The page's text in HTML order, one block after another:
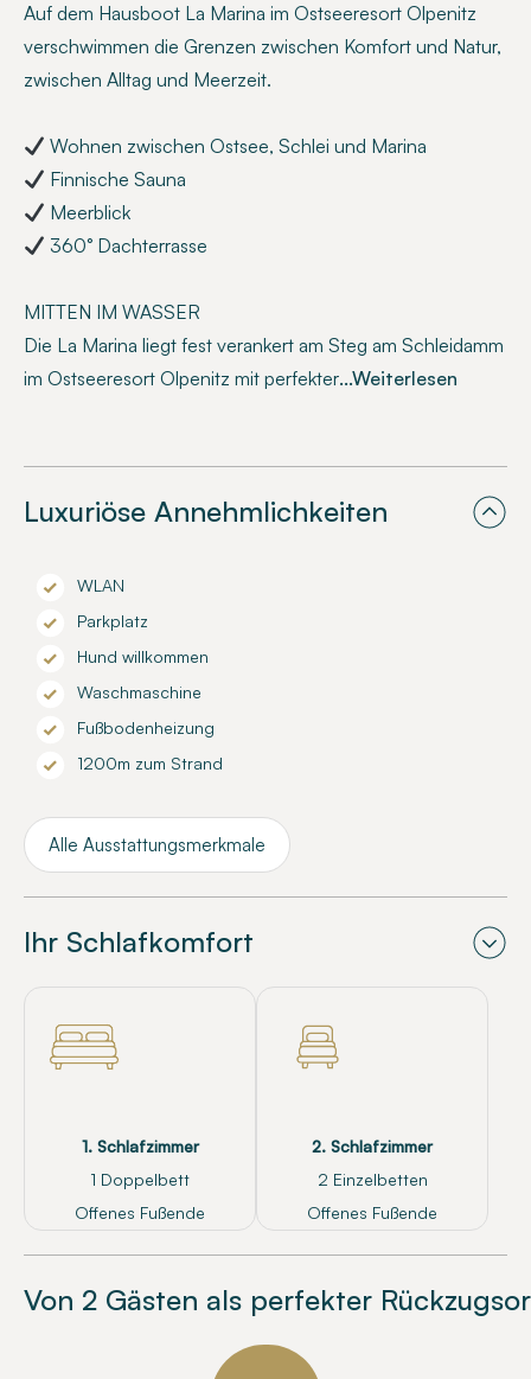
Auf dem Hausboot La Marina im Ostseeresort Olpenitz
verschwimmen die Grenzen zwischen Komfort und Natur,
zwischen Alltag und Meerzeit.
Wohnen zwischen Ostsee, Schlei und Marina
Finnische Sauna
Meerblick
360° Dachterrasse
MITTEN IM WASSER
Die La Marina liegt fest verankert am Steg am Schleidamm
im Ostseeresort Olpenitz mit perfekter...Weiterlesen
Luxuriöse Annehmlichkeiten
WLAN
Parkplatz
Hund willkommen
Waschmaschine
Fußbodenheizung
1200m zum Strand
Alle Ausstattungsmerkmale
Ihr Schlafkomfort
1. Schlafzimmer
1 Doppelbett
Offenes Fußende
2. Schlafzimmer
2 Einzelbetten
Offenes Fußende
Von 2 Gästen als perfekter